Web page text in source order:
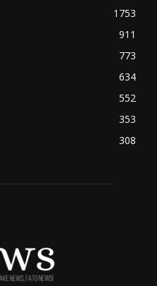
1753
911
773
634
552
353
308